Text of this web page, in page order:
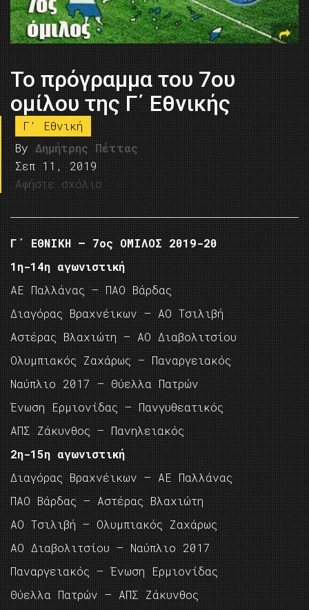
To πρόγραμμα του 7ου
ομίλου της Γ΄ Εθνικής
Γ' Εθνική
By Δημήτρης Πέττας
Σεπ 11, 2019
Αφήστε σχόλιο
Γ΄ ΕΘΝΙΚΗ – 7ος ΟΜΙΛΟΣ 2019-20
1η-14η αγωνιστική
ΑΕ Παλλάνας – ΠΑΟ Βάρδας
Διαγόρας Βραχνέικων – ΑΟ Τσιλιβή
Αστέρας Βλαχιώτη – ΑΟ Διαβολιτσίου
Ολυμπιακός Ζαχάρως – Παναργειακός
Ναύπλιο 2017 – Θύελλα Πατρών
Ένωση Ερμιονίδας – Πανγυθεατικός
ΑΠΣ Ζάκυνθος – Πανηλειακός
2η-15η αγωνιστική
Διαγόρας Βραχνέικων – ΑΕ Παλλάνας
ΠΑΟ Βάρδας – Αστέρας Βλαχιώτη
ΑΟ Τσιλιβή – Ολυμπιακός Ζαχάρως
ΑΟ Διαβολιτσίου – Ναύπλιο 2017
Παναργειακός – Ένωση Ερμιονίδας
Θύελλα Πατρών – ΑΠΣ Ζάκυνθος